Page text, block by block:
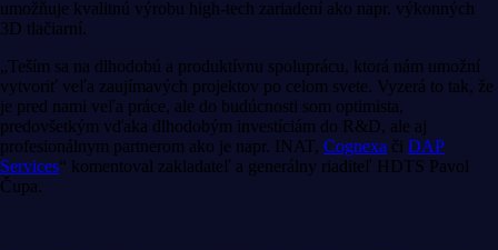
umožňuje kvalitnú výrobu high-tech zariadení ako napr. výkonných
3D tlačiarní.
„Teším sa na dlhodobú a produktívnu spoluprácu, ktorá nám umožní
vytvoriť veľa zaujímavých projektov po celom svete. Vyzerá to tak, že
je pred nami veľa práce, ale do budúcnosti som optimista,
predovšetkým vďaka dlhodobým investíciám do R&D, ale aj
profesionálnym partnerom ako je napr. INAT, Cognexa či DAP
Services“ komentoval zakladateľ a generálny riaditeľ HDTS Pavol
Čupa.